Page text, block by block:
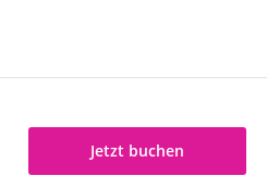
Jetzt buchen